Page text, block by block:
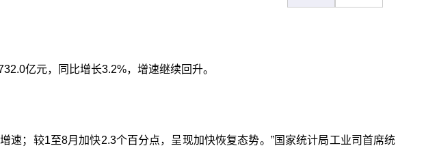
亿元，同比增长3.2%，增速继续回升。
；较1至8月加快2.3个百分点，呈现加快恢复态势。”国家统计局工业司首席统